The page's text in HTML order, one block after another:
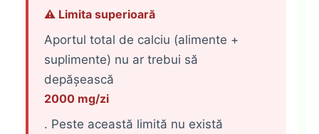
⚠️ Limita superioară
Aportul total de calciu (alimente +
suplimente) nu ar trebui să
depășească
2000 mg/zi
. Peste această limită nu există